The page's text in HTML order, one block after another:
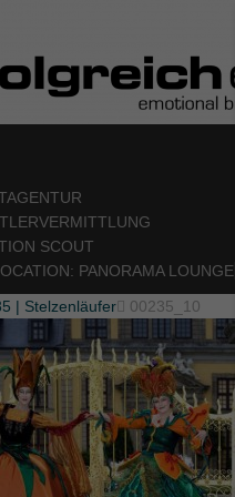
SCOUT
PANORAMA LOUNGE
| Stelzenläufer 00235_10